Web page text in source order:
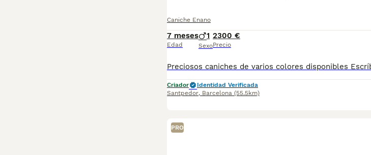
Caniche Enano
7 meses
Edad
1
Sexo
2300 €
Precio
Criador
Identidad Verificada
Santpedor, Barcelona (55.5km)
PRO